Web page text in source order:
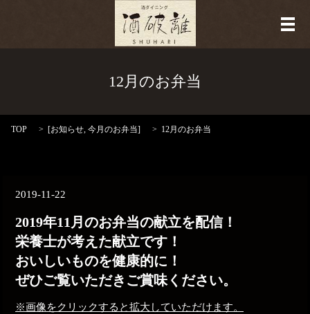
メ
12月のお弁当
TOP [お知らせ,今月のお弁当] 12月のお弁当
2019-11-22
2019年11月のお弁当の献立を配信！
栄養士が考えた献立です！
おいしいものを健康的に！
ぜひご覧いただきご賞味ください。
※画像をクリックすると拡大していただけます。